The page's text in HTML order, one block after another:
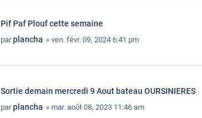
Pif Paf Plouf cette semaine
parplancha » ven. févr. 09, 2024 6:41 pm
Sortie demain mercredi 9 Aout bateau OURSINIERES
parplancha » mar. août 08, 2023 11:46 am